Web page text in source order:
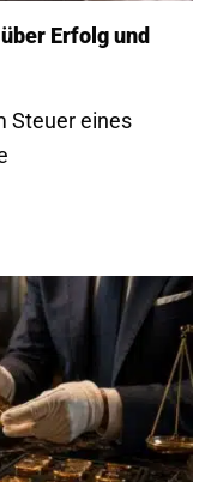
Sie beim
so lange
Antike...